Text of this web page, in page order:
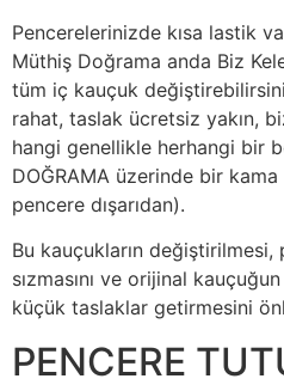
Pencerelerinizde kısa lastik
Müthiş Doğrama anda Biz
tüm iç kauçuk
rahat, taslak ücretsiz yakın,
hangi genellikle herhangi bir
DOĞRAMA üzerinde bir
pencere dışarıdan).
Bu kauçukların
sızmasını ve orijinal
küçük taslaklar getirmesini
PENCERE